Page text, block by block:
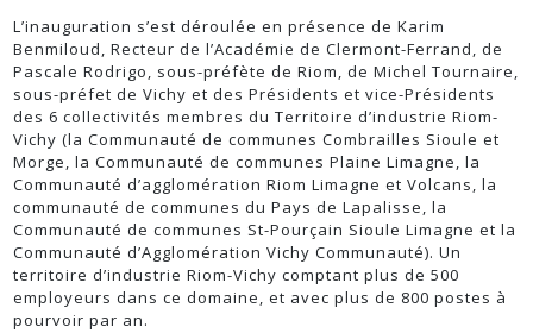
L’inauguration s’est déroulée en présence de Karim
Benmiloud, Recteur de l’Académie de Clermont-Ferrand, de
Pascale Rodrigo, sous-préfète de Riom, de Michel Tournaire,
sous-préfet de Vichy et des Présidents et vice-Présidents
des 6 collectivités membres du Territoire d’industrie Riom-
Vichy (la Communauté de communes Combrailles Sioule et
Morge, la Communauté de communes Plaine Limagne, la
Communauté d’agglomération Riom Limagne et Volcans, la
communauté de communes du Pays de Lapalisse, la
Communauté de communes St-Pourçain Sioule Limagne et la
Communauté d’Agglomération Vichy Communauté). Un
territoire d’industrie Riom-Vichy comptant plus de 500
employeurs dans ce domaine, et avec plus de 800 postes à
pourvoir par an.